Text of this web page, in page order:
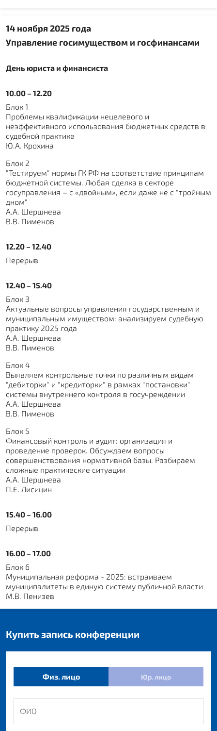
14 ноября 2025 года
Управление госимуществом и госфинансами
День юриста и финансиста
10.00 – 12.20
Блок 1
Проблемы квалификации нецелевого и
неэффективного использования бюджетных средств в
судебной практике
Ю.А. Крохина
Блок 2
"Тестируем" нормы ГК РФ на соответствие принципам
бюджетной системы. Любая сделка в секторе
госуправления – с «двойным», если даже не с "тройным
дном"
А.А. Шершнева
В.В. Пименов
12.20 – 12.40
Перерыв
12.40 – 15.40
Блок 3
Актуальные вопросы управления государственным и
муниципальным имуществом: анализируем судебную
практику 2025 года
А.А. Шершнева
В.В. Пименов
Блок 4
Выявляем контрольные точки по различным видам
"дебиторки" и "кредиторки" в рамках "постановки"
системы внутреннего контроля в госучреждении
А.А. Шершнева
В.В. Пименов
Блок 5
Финансовый контроль и аудит: организация и
проведение проверок. Обсуждаем вопросы
совершенствования нормативной базы. Разбираем
сложные практические ситуации
А.А. Шершнева
П.Е. Лисицин
15.40 – 16.00
Перерыв
16.00 – 17.00
Блок 6
Муниципальная реформа - 2025: встраиваем
муниципалитеты в единую систему публичной власти
М.В. Пенизев
Купить запись конференции
Физ. лицо Юр. лицо
ФИО